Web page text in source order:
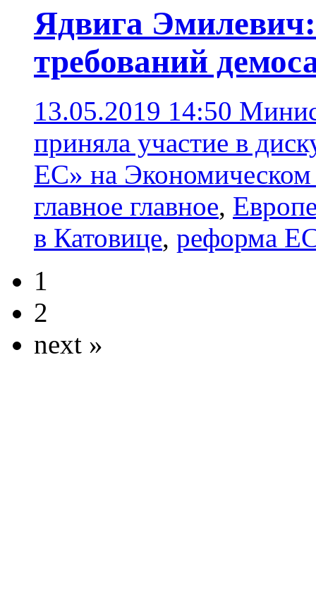
Ядвига
требований
13.05.2019 14:50
приняла участие в
ЕС» на Экономическом
главное главное,
в Катовице, реформа
1
2
next »